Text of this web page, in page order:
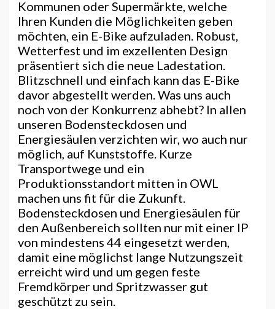
Kommunen oder Supermärkte, welche
Ihren Kunden die Möglichkeiten geben
möchten, ein E-Bike aufzuladen. Robust,
Wetterfest und im exzellenten Design
präsentiert sich die neue Ladestation.
Blitzschnell und einfach kann das E-Bike
davor abgestellt werden. Was uns auch
noch von der Konkurrenz abhebt? In allen
unseren Bodensteckdosen und
Energiesäulen verzichten wir, wo auch nur
möglich, auf Kunststoffe. Kurze
Transportwege und ein
Produktionsstandort mitten in OWL
machen uns fit für die Zukunft.
Bodensteckdosen und Energiesäulen für
den Außenbereich sollten nur mit einer IP
von mindestens 44 eingesetzt werden,
damit eine möglichst lange Nutzungszeit
erreicht wird und um gegen feste
Fremdkörper und Spritzwasser gut
geschützt zu sein.